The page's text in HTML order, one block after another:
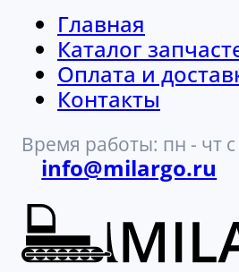
Главная
Каталог
Оплата и
Контакты
Время работы: пн - чт
info@milargo.ru